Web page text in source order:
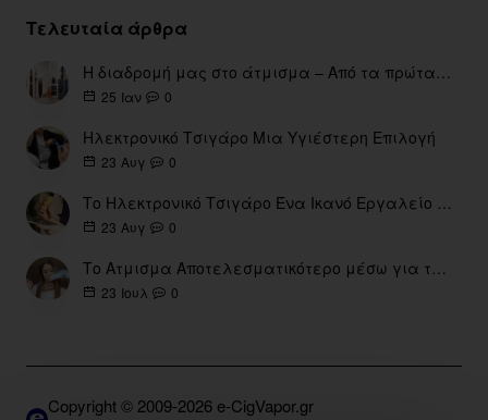
Τελευταία άρθρα
Η διαδρομή μας στο άτμισμα – Από τα πρώτα eGo έως τη σύγχρονη εποχή
25 Ιαν 0
Ηλεκτρονικό Τσιγάρο Μια Υγιέστερη Επιλογή
23 Αυγ 0
Το Ηλεκτρονικό Τσιγάρο Ένα Ικανό Εργαλείο για τη Διακοπή του Καπνίσματος
23 Αυγ 0
Το Ατμισμα Αποτελεσματικότερο μέσω για την διακοπή Καπνίσματος
23 Ιουλ 0
Copyright © 2009-2026 e-CigVapor.gr